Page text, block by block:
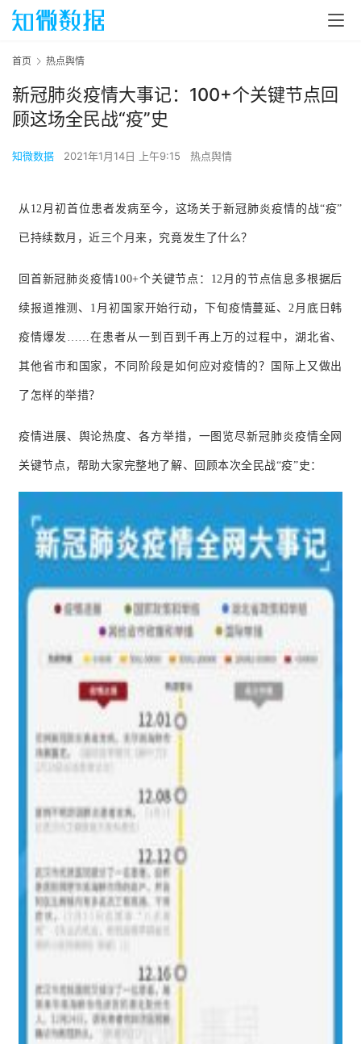
首页 热点舆情
新冠肺炎疫情大事记：100+个关键节点回
顾这场全民战“疫”史
知微数据 2021年1月14日 上午9:15 热点舆情
从12月初首位患者发病至今，这场关于新冠肺炎疫情的战“疫”
已持续数月，近三个月来，究竟发生了什么？
回首新冠肺炎疫情100+个关键节点：12月的节点信息多根据后
续报道推测、1月初国家开始行动，下旬疫情蔓延、2月底日韩
疫情爆发……在患者从一到百到千再上万的过程中，湖北省、
其他省市和国家，不同阶段是如 何应对疫情的？ 国际上又做出
了怎样的举措？
疫情进展、舆论热度、各方举措，一图览尽新冠肺炎疫情全网
关键节点，帮助大家完整地了解、回顾本次全民战“疫”史：